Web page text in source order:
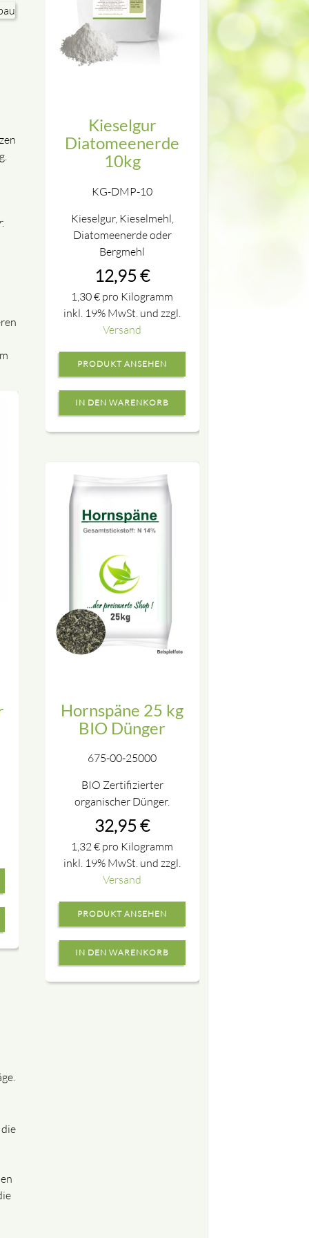
.
Kieselgur
Diatomeenerde
10kg
KG-DMP-10
Kieselgur, Kieselmehl,
Diatomeenerde oder
Bergmehl
12,95€
1,30€ pro Kilogramm
inkl. 19% MwSt. und zzgl.
Versand
PRODUKT ANSEHEN
Hornspäne 25 kg
BIO Dünger
675-00-25000
BIO Zertifizierter
organischer Dünger.
32,95€
1,32€ pro Kilogramm
inkl. 19% MwSt. und zzgl.
Versand
PRODUKT ANSEHEN